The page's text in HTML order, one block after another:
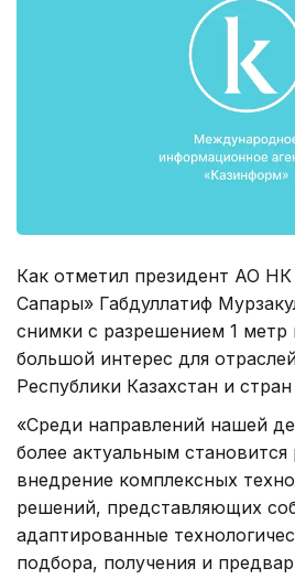
Как отметил президент АО НК
Сапары» Габдуллатиф
снимки с разрешением 1 метр
большой интерес для
Республики Казахстан и
«Среди направлений нашей
более актуальным становится
внедрение комплексных
решений, представляющих
адаптированные
подбора, получения и